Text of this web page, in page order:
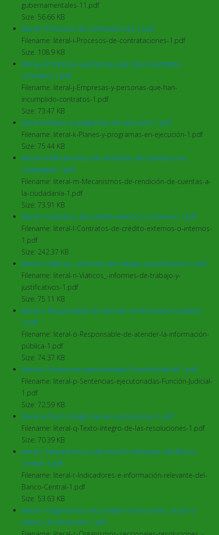
gubernamentales-11.pdf
Size: 56.66 KB
literal-i-Procesos-de-contrataciones-1.pdf
Filename: literal-i-Procesos-de-contrataciones-1.pdf
Size: 108.9 KB
literal-j-Empresas-y-personas-que-han-incumplido-
contratos-1.pdf
Filename: literal-j-Empresas-y-personas-que-han-
incumplido-contratos-1.pdf
Size: 73.47 KB
literal-k-Planes-y-programas-en-ejecución-1.pdf
Filename: literal-k-Planes-y-programas-en-ejecución-1.pdf
Size: 75.44 KB
literal-m-Mecanismos-de-rendición-de-cuentas-a-la-
ciudadanía-1.pdf
Filename: literal-m-Mecanismos-de-rendición-de-cuentas-a-
la-ciudadanía-1.pdf
Size: 73.91 KB
literal-l-Contratos-de-crédito-externos-o-internos-1.pdf
Filename: literal-l-Contratos-de-crédito-externos-o-internos-
1.pdf
Size: 242.37 KB
literal-n-Viáticos_-informes-de-trabajo-y-justificativos-1.pdf
Filename: literal-n-Viáticos_-informes-de-trabajo-y-
justificativos-1.pdf
Size: 75.11 KB
literal-o-Responsable-de-atender-la-información-pública-
1.pdf
Filename: literal-o-Responsable-de-atender-la-información-
pública-1.pdf
Size: 74.37 KB
literal-p-Sentencias-ejecutoriadas-Función-Judicial-1.pdf
Filename: literal-p-Sentencias-ejecutoriadas-Función-Judicial-
1.pdf
Size: 72.59 KB
literal-q-Texto-íntegro-de-las-resoluciones-1.pdf
Filename: literal-q-Texto-íntegro-de-las-resoluciones-1.pdf
Size: 70.39 KB
literal-r-Indicadores-e-información-relevante-del-Banco-
Central-1.pdf
Filename: literal-r-Indicadores-e-información-relevante-del-
Banco-Central-1.pdf
Size: 53.63 KB
literal-s-Organismos-seccionales-resoluciones_-actas-y-
planes-de-desarrollo-1.pdf